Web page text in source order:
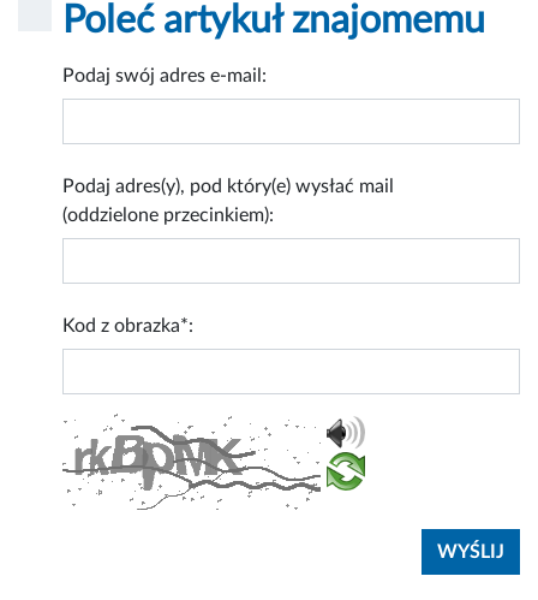
Poleć artykuł znajomemu
Podaj swój adres e-mail:
Podaj adres(y), pod który(e) wysłać mail
(oddzielone przecinkiem):
Kod z obrazka*: